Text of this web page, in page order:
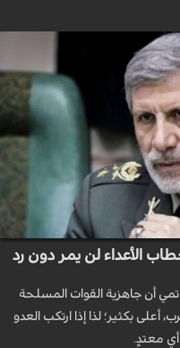
الأعداء لن يمر دون رد
أن جاهزية القوات المسلحة
أعلى بكثير؛ لذا إذا ارتكب العدو
معتدٍ.